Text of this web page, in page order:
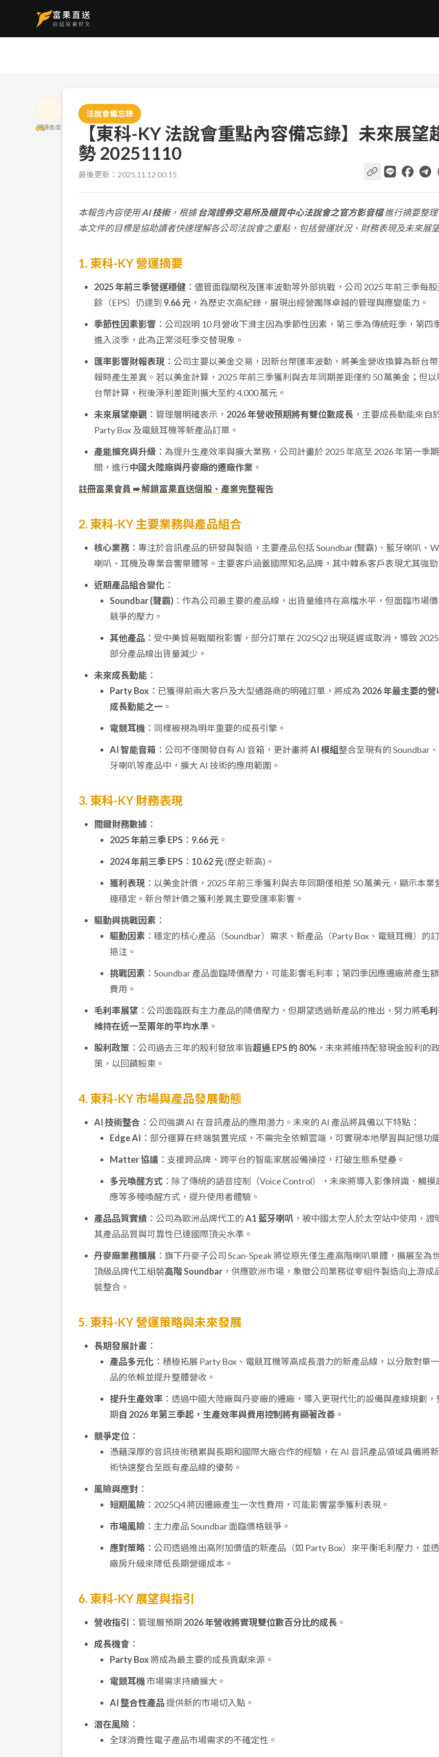
0%
閱讀進度
法說會備忘錄
【東科-KY 法說會重點內容備忘錄】未來展望
勢 20251110
最後更新： 2025.11.12 00:15
本報告內容使用AI 技術，根據台灣證券交易所及櫃買中心法說會之官方影音檔進行摘要整
本文件的目標是協助讀者快速理解各公司法說會之重點，包括營運狀況、財務表現及未來展
1. 東科-KY 營運摘要
2025 年前三季營運穩健 ：儘管面臨關稅及匯率波動等外部挑戰，公司 2025 年前三季每
餘（EPS）仍達到 9.66 元 ，為歷史次高紀錄，展現出經營團隊卓越的管理與應變能力。
季節性因素影響 ：公司說明 10 月營收下滑主因為季節性因素，第三季為傳統旺季，第四
進入淡季，此為正常淡旺季交替現象。
匯率影響財報表現 ：公司主要以美金交易，因新台幣匯率波動，將美金營收換算為新台
報時產生差異。若以美金計算，2025 年前三季獲利與去年同期差距僅約 50 萬美金；但以
台幣計算，稅後淨利差距則擴大至約 4,000 萬元。
未來展望樂觀 ：管理層明確表示， 2026 年營收預期將有雙位數成長 ，主要成長動能來自
Party Box 及電競耳機等新產品訂單。
產能擴充與升級 ：為提升生產效率與擴大業務，公司計畫於 2025 年底至 2026 年第一季期
間，進行中國大陸廠與丹麥廠的遷廠作業 。
註冊富果會員 ➠ 解鎖富果直送個股、產業完整報告
2. 東科-KY 主要業務與產品組合
核心業務 ：專注於音訊產品的研發與製造，主要產品包括 Soundbar (聲霸)、藍牙喇叭、
喇叭、耳機及專業音響單體等。主要客戶涵蓋國際知名品牌，其中韓系客戶表現尤其強
近期產品組合變化 ：
Soundbar (聲霸) ：作為公司最主要的產品線，出貨量維持在高檔水平，但面臨市場
競爭的壓力。
其他產品 ：受中美貿易戰關稅影響，部分訂單在 2025Q2 出現延遲或取消，導致
部分產品線出貨量減少。
未來成長動能 ：
Party Box ：已獲得前兩大客戶及大型通路商的明確訂單，將成為 2026 年最主要的營
成長動能之一 。
電競耳機 ：同樣被視為明年重要的成長引擎。
AI 智能音箱 ：公司不僅開發自有 AI 音箱，更計畫將AI 模組 整合至現有的 Soundbar
牙喇叭等產品中，擴大 AI 技術的應用範圍。
3. 東科-KY 財務表現
關鍵財務數據 ：
2025 年前三季 EPS ： 9.66 元 。
2024 年前三季 EPS ： 10.62 元(歷史新高)。
獲利表現 ：以美金計價，2025 年前三季獲利與去年同期僅相差 50 萬美元，顯示本業
運穩定。新台幣計價之獲利差異主要受匯率影響。
驅動與挑戰因素 ：
驅動因素 ：穩定的核心產品（Soundbar）需求、新產品（Party Box、電競耳機）的
挹注。
挑戰因素 ：Soundbar 產品面臨降價壓力，可能影響毛利率；第四季因應遷廠將產生
費用。
毛利率展望 ：公司面臨既有主力產品的降價壓力，但期望透過新產品的推出，努力將毛
維持在近一至兩年的平均水準 。
股利政策 ：公司過去三年的股利發放率皆超過 EPS 的 80% ，未來將維持配發現金股利的
策，以回饋股東。
4. 東科-KY 市場與產品發展動態
AI 技術整合 ：公司強調 AI 在音訊產品的應用潛力。未來的 AI 產品將具備以下特點：
Edge AI ：部分運算在終端裝置完成，不需完全依賴雲端，可實現本地學習與記憶功
Matter 協議 ：支援跨品牌、跨平台的智能家居設備操控，打破生態系壁壘。
多元喚醒方式 ：除了傳統的語音控制（Voice Control），未來將導入影像辨識、觸摸
應等多種喚醒方式，提升使用者體驗。
產品品質實績 ：公司為歐洲品牌代工的A1 藍牙喇叭 ，被中國太空人於太空站中使用，證
其產品品質與可靠性已達國際頂尖水準。
丹麥廠業務擴展 ：旗下丹麥子公司 Scan-Speak 將從原先僅生產高階喇叭單體，擴展至為
頂級品牌代工組裝高階 Soundbar ，供應歐洲市場，象徵公司業務從零組件製造向上游成
裝整合。
5. 東科-KY 營運策略與未來發展
長期發展計畫 ：
產品多元化 ：積極拓展 Party Box、電競耳機等高成長潛力的新產品線，以分散對單
品的依賴並提升整體營收。
提升生產效率 ：透過中國大陸廠與丹麥廠的遷廠，導入更現代化的設備與產線規劃，
期自 2026 年第三季起，生產效率與費用控制將有顯著改善 。
競爭定位 ：
憑藉深厚的音訊技術積累與長期和國際大廠合作的經驗，在 AI 音訊產品領域具備將
術快速整合至既有產品線的優勢。
風險與應對 ：
短期風險 ：2025Q4 將因遷廠產生一次性費用，可能影響當季獲利表現。
市場風險 ：主力產品 Soundbar 面臨價格競爭。
應對策略 ：公司透過推出高附加價值的新產品（如 Party Box）來平衡毛利壓力，並
廠房升級來降低長期營運成本。
6. 東科-KY 展望與指引
營收指引 ：管理層預期 2026 年營收將實現雙位數百分比的成長 。
成長機會 ：
Party Box 將成為最主要的成長貢獻來源。
電競耳機市場需求持續擴大。
AI 整合性產品提供新的市場切入點。
潛在風險 ：
全球消費性電子產品市場需求的不確定性。